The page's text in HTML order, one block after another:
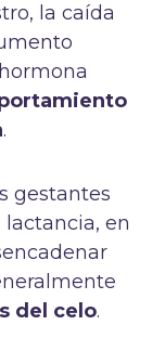
la caída
.
gestantes
en
del celo.